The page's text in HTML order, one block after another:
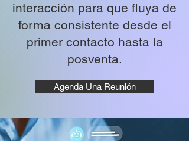
interacción para que fluya de
forma consistente desde el
primer contacto hasta la
posventa.
Agenda Una Reunión